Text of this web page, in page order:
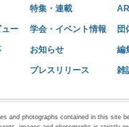
特集・連載
ー 学会・イベント情報 団
お知らせ 編
プレスリリース 雑
and photographs contained in this site